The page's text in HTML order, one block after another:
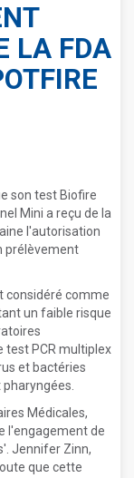
LA FDA
son test Biofire
Mini a reçu de la
l'autorisation
prélèvement
considéré comme
un faible risque
test PCR multiplex
et bactéries
Médicales,
l'engagement de
Jennifer Zinn,
que cette